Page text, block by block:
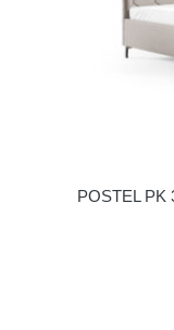
POSTEL PK